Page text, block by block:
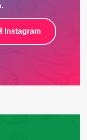
Instagram